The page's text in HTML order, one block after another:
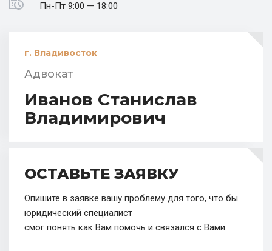
Пн-Пт 9:00 — 18:00
г. Владивосток
Адвокат
Иванов Станислав
Владимирович
ОСТАВЬТЕ ЗАЯВКУ
Опишите в заявке вашу проблему для того, что бы
юридический специалист
смог понять как Вам помочь и связался с Вами.